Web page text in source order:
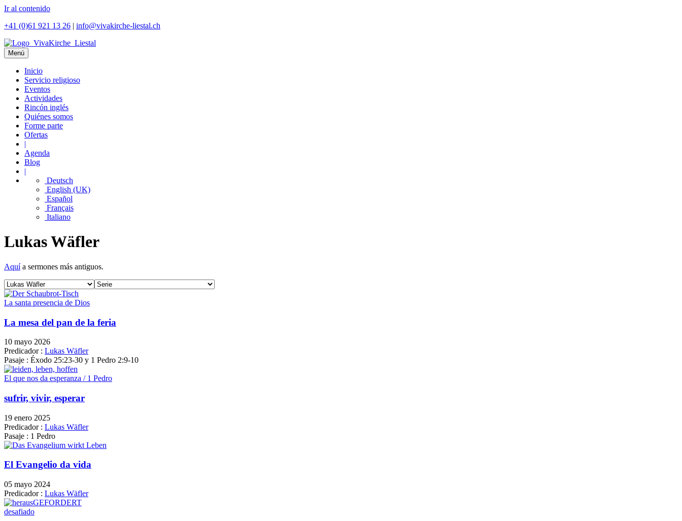
Ir al contenido
+41 (0)61 921 13 26 | info@vivakirche-liestal.ch
Menú
Inicio
Servicio religioso
Eventos
Actividades
Rincón inglés
Quiénes somos
Forme parte
Ofertas
|
Agenda
Blog
|
Deutsch
English (UK)
Español
Français
Italiano
Lukas Wäfler
Aquía sermones más antiguos.
La santa presencia de Dios
La mesa del pan de la feria
10 mayo 2026
Predicador : Lukas Wäfler
Pasaje : Éxodo 25:23-30 y 1 Pedro 2:9-10
El que nos da esperanza / 1 Pedro
sufrir, vivir, esperar
19 enero 2025
Predicador : Lukas Wäfler
Pasaje : 1 Pedro
El Evangelio da vida
05 mayo 2024
Predicador : Lukas Wäfler
desafiado